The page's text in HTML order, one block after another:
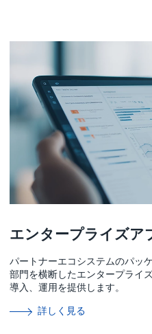
エンタープライズア
パートナーエコシステムのパッ
部門を横断したエンタープライ
導入、運用を提供します。
詳しく見る